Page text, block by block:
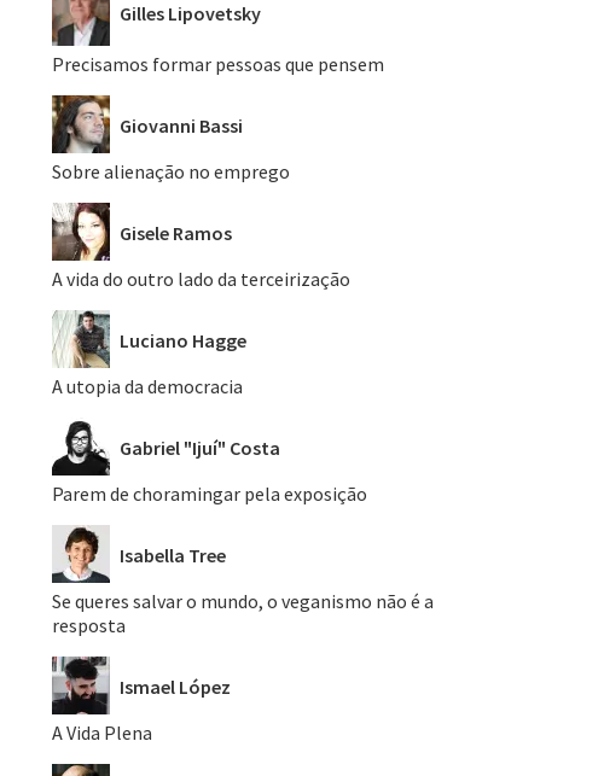
Gilles Lipovetsky
Precisamos formar pessoas que pensem
Giovanni Bassi
Sobre alienação no emprego
Gisele Ramos
A vida do outro lado da terceirização
Luciano Hagge
A utopia da democracia
Gabriel "Ijuí" Costa
Parem de choramingar pela exposição
Isabella Tree
Se queres salvar o mundo, o veganismo não é a
resposta
Ismael López
A Vida Plena